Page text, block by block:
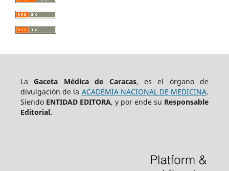
LaGaceta Médica de Caracas, es el órgano de
divulgación de la ACADEMIA NACIONAL DE MEDICINA.
Siendo ENTIDAD EDITORA, y por ende su Responsable
Editorial.